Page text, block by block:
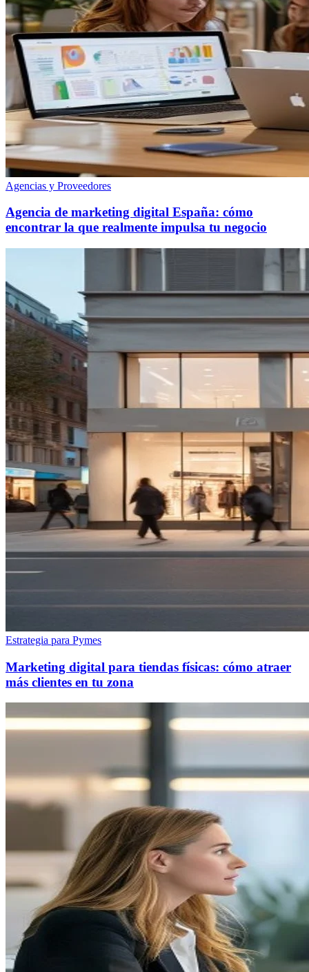
Agencias y Proveedores
Agencia de marketing digital España: cómo
encontrar la que realmente impulsa tu negocio
Estrategia para Pymes
Marketing digital para tiendas físicas: cómo atraer
más clientes en tu zona